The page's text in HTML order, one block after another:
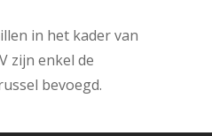
in het kader van
zijn enkel de
bevoegd.